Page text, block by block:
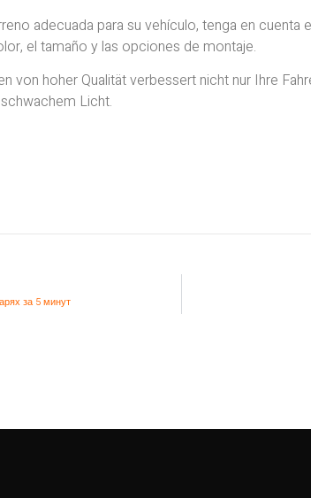
adecuada para su vehículo, tenga en cuenta
el tamaño y las opciones de montaje.
von hoher Qualität verbessert nicht nur Ihre
Licht.
за 5 минут